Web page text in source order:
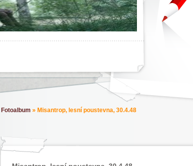
Fotoalbum » Misantrop, lesní poustevna, 30.4.48